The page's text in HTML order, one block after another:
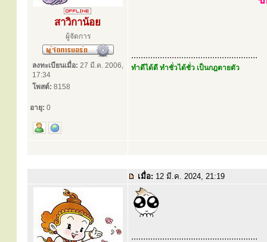
สาวิกาน้อย
ผู้จัดการ
ลงทะเบียนเมื่อ: 27 มี.ค. 2006,
17:34
โพสต์: 8158
อายุ: 0
.....................................................
ทำดีได้ดี ทำชั่วได้ชั่ว เป็นกฎตายตัว
เมื่อ: 12 มี.ค. 2024, 21:19
.....................................................